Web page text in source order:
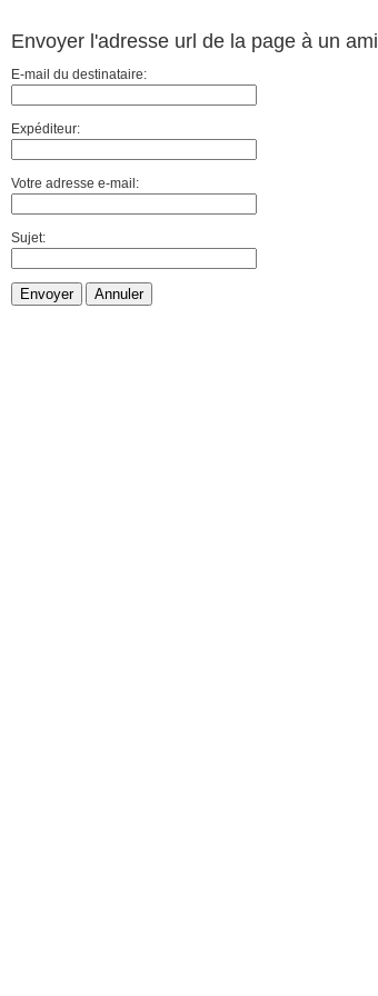
Envoyer l'adresse url de la page à un ami
E-mail du destinataire:
Expéditeur:
Votre adresse e-mail:
Sujet:
Envoyer Annuler